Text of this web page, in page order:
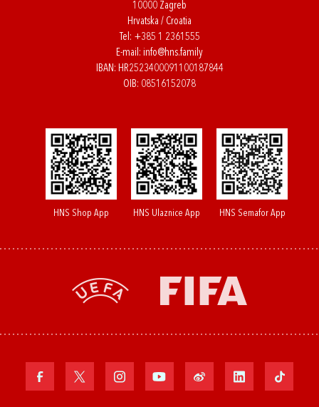
10000 Zagreb
Hrvatska / Croatia
Tel: +385 1 2361555
E-mail: info@hns.family
IBAN: HR2523400091100187844
OIB: 08516152078
HNS Shop App HNS Ulaznice App HNS Semafor App